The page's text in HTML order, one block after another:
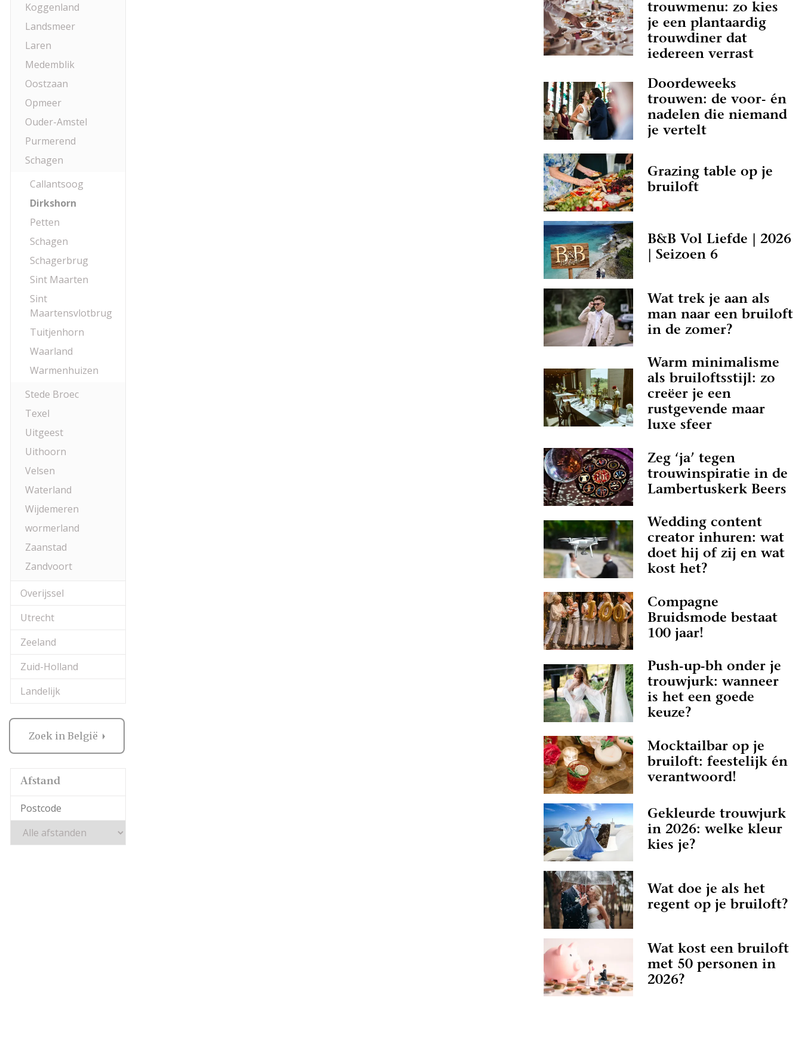
Koggenland
Landsmeer
Laren
Medemblik
Oostzaan
Opmeer
Ouder-Amstel
Purmerend
Schagen
Callantsoog
Dirkshorn
Petten
Schagen
Schagerbrug
Sint Maarten
Sint
Maartensvlotbrug
Tuitjenhorn
Waarland
Warmenhuizen
Stede Broec
Texel
Uitgeest
Uithoorn
Velsen
Waterland
Wijdemeren
wormerland
Zaanstad
Zandvoort
Overijssel
Utrecht
Zeeland
Zuid-Holland
Landelijk
Zoek in België
Afstand
trouwmenu: zo kies
je een plantaardig
trouwdiner dat
iedereen verrast
Doordeweeks
trouwen: de voor- én
nadelen die niemand
je vertelt
Grazing table op je
bruiloft
B&B Vol Liefde | 2026
| Seizoen 6
Wat trek je aan als
man naar een bruiloft
in de zomer?
Warm minimalisme
als bruiloftsstijl: zo
creëer je een
rustgevende maar
luxe sfeer
Zeg ‘ja’ tegen
trouwinspiratie in de
Lambertuskerk Beers
Wedding content
creator inhuren: wat
doet hij of zij en wat
kost het?
Compagne
Bruidsmode bestaat
100 jaar!
Push-up-bh onder je
trouwjurk: wanneer
is het een goede
keuze?
Mocktailbar op je
bruiloft: feestelijk én
verantwoord!
Gekleurde trouwjurk
in 2026: welke kleur
kies je?
Wat doe je als het
regent op je bruiloft?
Wat kost een bruiloft
met 50 personen in
2026?